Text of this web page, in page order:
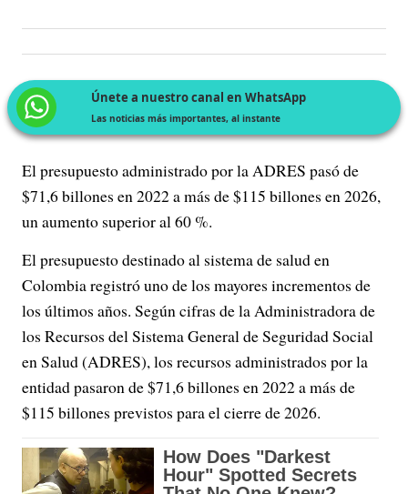
Únete a nuestro canal en WhatsApp
Las noticias más importantes, al instante
El presupuesto administrado por la ADRES pasó de
$71,6 billones en 2022 a más de $115 billones en 2026,
un aumento superior al 60 %.
El presupuesto destinado al sistema de salud en
Colombia registró uno de los mayores incrementos de
los últimos años. Según cifras de la Administradora de
los Recursos del Sistema General de Seguridad Social
en Salud (ADRES), los recursos administrados por la
entidad pasaron de $71,6 billones en 2022 a más de
$115 billones previstos para el cierre de 2026.